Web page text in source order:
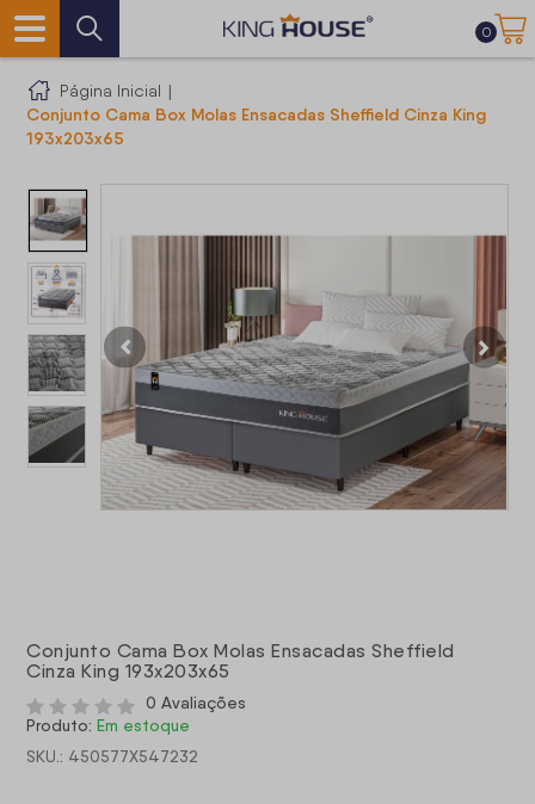
0
Página Inicial |
Conjunto Cama Box Molas Ensacadas Sheffield Cinza King
193x203x65
Conjunto Cama Box Molas Ensacadas Sheffield
Cinza King 193x203x65
0 Avaliações
Produto: Em estoque
SKU.: 450577X547232